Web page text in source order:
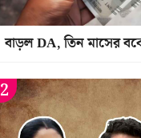
বাড়ল DA, তিন মাসের